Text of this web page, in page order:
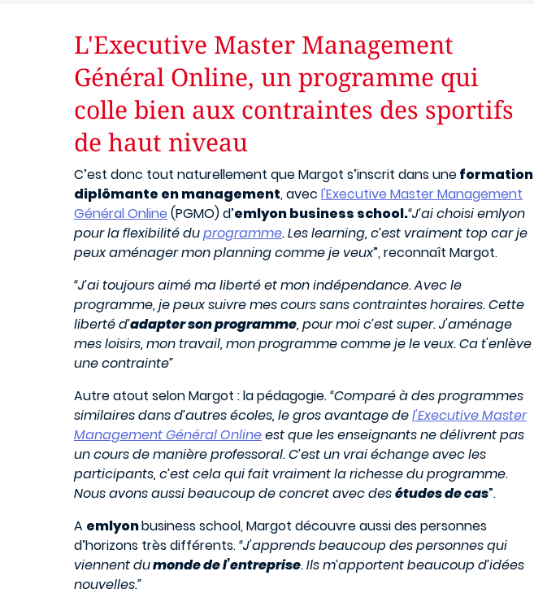
L'Executive Master Management
Général Online, un programme qui
colle bien aux contraintes des sportifs
de haut niveau
C’est donc tout naturellement que Margot s’inscrit dans uneformation
diplômante en management, avec l'Executive Master Management
Général Online (PGMO) d’emlyon business school.“J’ai choisi emlyon
pour la flexibilité duprogramme. Les learning, c’est vraiment top car je
peux aménager mon planning comme je veux”, reconnaît Margot.
“J’ai toujours aimé ma liberté et mon indépendance. Avec le
programme, je peux suivre mes cours sans contraintes horaires. Cette
liberté d’adapter son programme, pour moi c’est super. J'aménage
mes loisirs, mon travail, mon programme comme je le veux. Ca t'enlève
une contrainte”
Autre atout selon Margot : la pédagogie.“Comparé à des programmes
similaires dans d’autres écoles, le gros avantage del'Executive Master
Management Général Onlineest que les enseignants ne délivrent pas
un cours de manière professoral. C’est un vrai échange avec les
participants, c’est cela qui fait vraiment la richesse du programme.
Nous avons aussi beaucoup de concret avec desétudes de cas”.
A emlyonbusiness school, Margot découvre aussi des personnes
d’horizons très différents.“J'apprends beaucoup des personnes qui
viennent dumonde de l’entreprise. Ils m’apportent beaucoup d’idées
nouvelles.”